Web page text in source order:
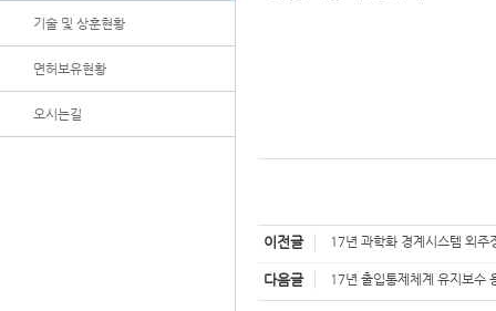
기술 및 상훈현황
면허보유현황
오시는길
이전글 17년 과학화 경계시스템 외주
다음글 17년 출입통제체계 유지보수